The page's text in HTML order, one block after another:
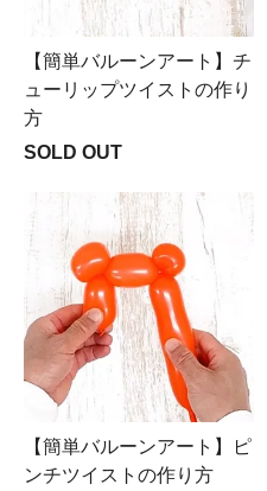
【簡単バルーンアート】チ
ューリップツイストの作り
方
SOLD OUT
【簡単バルーンアート】ピ
ンチツイストの作り方